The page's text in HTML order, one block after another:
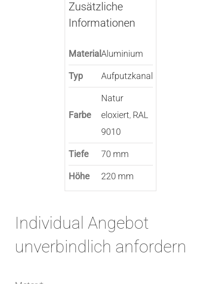
Zusätzliche
Informationen
MaterialAluminium
Typ Aufputzkanal
Farbe
Natur
eloxiert, RAL
9010
Tiefe 70 mm
Höhe 220 mm
Individual Angebot
unverbindlich anfordern